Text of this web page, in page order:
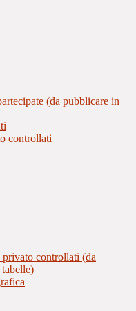
(da pubblicare in
controllati
controllati (da